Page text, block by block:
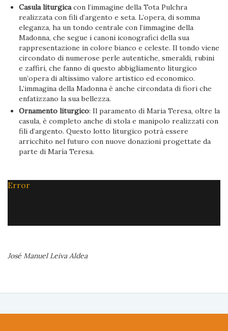
Casula liturgicacon l’immagine della Tota Pulchra
realizzata con fili d’argento e seta. L’opera, di somma
eleganza, ha un tondo centrale con l’immagine della
Madonna, che segue i canoni iconografici della sua
rappresentazione in colore bianco e celeste. Il tondo viene
circondato di numerose perle autentiche, smeraldi, rubini
e zaffiri, che fanno di questo abbigliamento liturgico
un’opera di altissimo valore artistico ed economico.
L’immagina della Madonna è anche circondata di fiori che
enfatizzano la sua bellezza.
Ornamento liturgico: Il paramento di Maria Teresa, oltre la
casula, è completo anche di stola e manipolo realizzati con
fili d’argento. Questo lotto liturgico potrà essere
arricchito nel futuro con nuove donazioni progettate da
parte di María Teresa.
Error
José Manuel Leiva Aldea